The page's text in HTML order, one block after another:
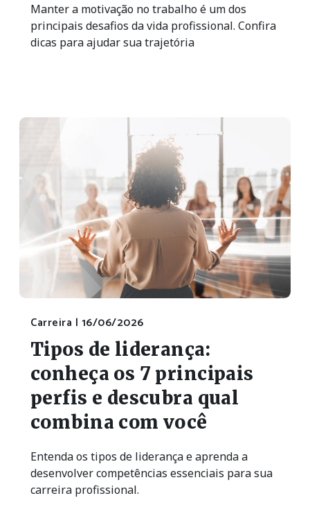
Manter a motivação no trabalho é um dos
principais desafios da vida profissional. Confira
dicas para ajudar sua trajetória
Carreira | 16/06/2026
Tipos de liderança:
conheça os 7 principais
perfis e descubra qual
combina com você
Entenda os tipos de liderança e aprenda a
desenvolver competências essenciais para sua
carreira profissional.